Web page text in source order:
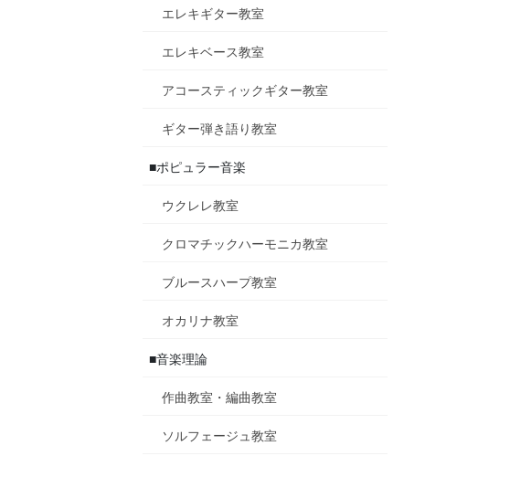
エレキギター教室
エレキベース教室
アコースティックギター教室
ギター弾き語り教室
■ポピュラー音楽
ウクレレ教室
クロマチックハーモニカ教室
ブルースハープ教室
オカリナ教室
■音楽理論
作曲教室・編曲教室
ソルフェージュ教室